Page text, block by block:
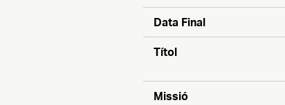
Data Final
Títol
Missió